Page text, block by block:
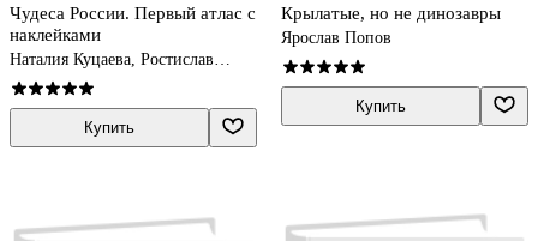
Чудеса России. Первый атлас с
наклейками
Наталия Куцаева, Ростислав
Макаркин
Купить
Крылатые, но не динозавры
Ярослав Попов
Купить